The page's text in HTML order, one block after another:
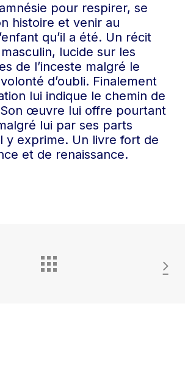
pour respirer, se
histoire et venir au
qu’il a été. Un récit
lucide sur les
de l’inceste malgré le
d’oubli. Finalement
lui indique le chemin de
œuvre lui offre pourtant
lui par ses parts
y exprime. Un livre fort de
et de renaissance.